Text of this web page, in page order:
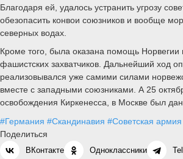
Благодаря ей, удалось устранить угрозу
обезопасить конвои союзников и вообще
северных водах.
Кроме того, была оказана помощь Норвегии
фашистских захватчиков. Дальнейший ход
реализовывался уже самими силами
вместе с западными союзниками. А 25
освобождения Киркенесса, в Москве был
#Германия #Скандинавия #Советская армия
Поделиться
ВКонтакте Одноклассники